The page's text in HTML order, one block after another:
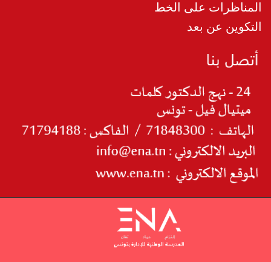
المناظرات على الخط
التكوين عن بعد